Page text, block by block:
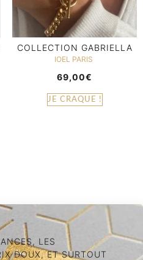
COLLECTION GABRIELLA
IOEL PARIS
69,00€
JE CRAQUE !
LES
DOUX, ET SURTOUT